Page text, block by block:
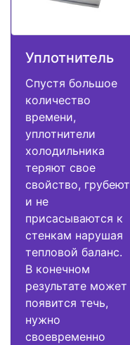
Уплотнитель
Спустя большое
количество
времени,
уплотнители
холодильника
теряют свое
свойство, грубеют
и не
присасываются к
стенкам нарушая
тепловой баланс.
В конечном
результате может
появится течь,
нужно
своевременно